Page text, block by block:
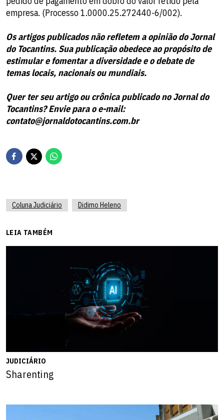
empresa. (Processo 1.0000.25.272440-6/002).
Os artigos publicados não refletem a opinião do Jornal
do Tocantins. Sua publicação obedece ao propósito de
estimular e fomentar a diversidade e o debate de
temas locais, nacionais ou mundiais.
Quer ter seu artigo ou crônica publicado no Jornal do
Tocantins? Envie para o e-mail:
contato@jornaldotocantins.com.br
Coluna Judiciário Didimo Heleno
LEIA TAMBÉM
JUDICIÁRIO
Sharenting